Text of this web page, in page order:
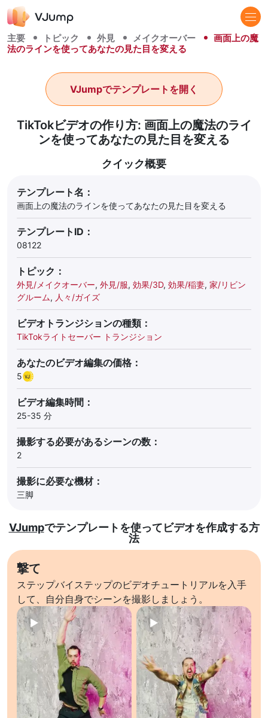
主要 トピック 外見 メイクオーバー
画面上の魔
法のラインを使ってあなたの見た目を変える
TikTokビデオの作り方: 画面上の魔法のライ
ンを使ってあなたの見た目を変える
VJumpでテンプレートを開く
クイック概要
テンプレート名：
画面上の魔法のラインを使ってあなたの見た目を変える
テンプレートID：
08122
トピック：
外見/メイクオーバー, 外見/服, 効果/3D, 効果/稲妻, 家/リビン
グルーム, 人々/ガイズ
ビデオトランジションの種類：
TikTokライトセーバー トランジション
あなたのビデオ編集の価格：
5
ビデオ編集時間：
25-35 分
撮影する必要があるシーンの数：
2
撮影に必要な機材：
三脚
VJumpでテンプレートを使ってビデオを作成する方
法
撃て
ステップバイステップのビデオチュートリアルを入手
して、自分自身でシーンを撮影しましょう。